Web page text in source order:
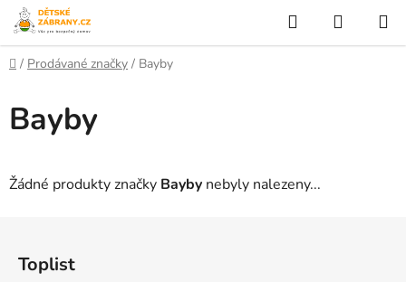
Přejít
na
obsah
Hledat
KOŠÍK
Domů
/ Prodávané značky / Bayby
Bayby
Žádné produkty značky Bayby nebyly nalezeny...
Toplist